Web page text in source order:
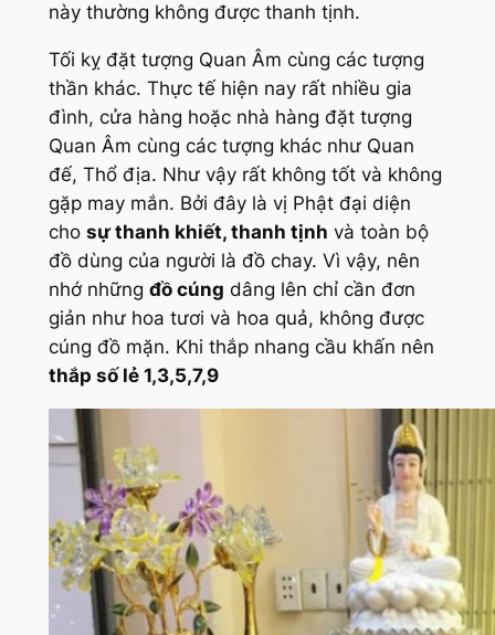
này thường không được thanh tịnh.
Tối kỵ đặt tượng Quan Âm cùng các tượng
thần khác. Thực tế hiện nay rất nhiều gia
đình, cửa hàng hoặc nhà hàng đặt tượng
Quan Âm cùng các tượng khác như Quan
đế, Thổ địa. Như vậy rất không tốt và không
gặp may mắn. Bởi đây là vị Phật đại diện
cho sự thanh khiết, thanh tịnh và toàn bộ
đồ dùng của người là đồ chay. Vì vậy, nên
nhớ những đồ cúng dâng lên chỉ cần đơn
giản như hoa tươi và hoa quả, không được
cúng đồ mặn. Khi thắp nhang cầu khấn nên
thắp số lẻ 1,3,5,7,9